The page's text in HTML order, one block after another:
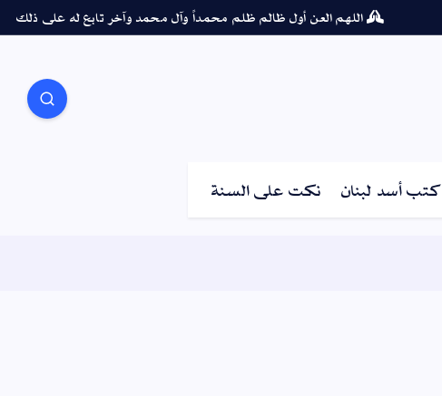
اللهم العن أول ظالم ظلم محمداً وآل محمد وآخر تابع له على ذلك
كتب أسد لبنان نكت على السنة